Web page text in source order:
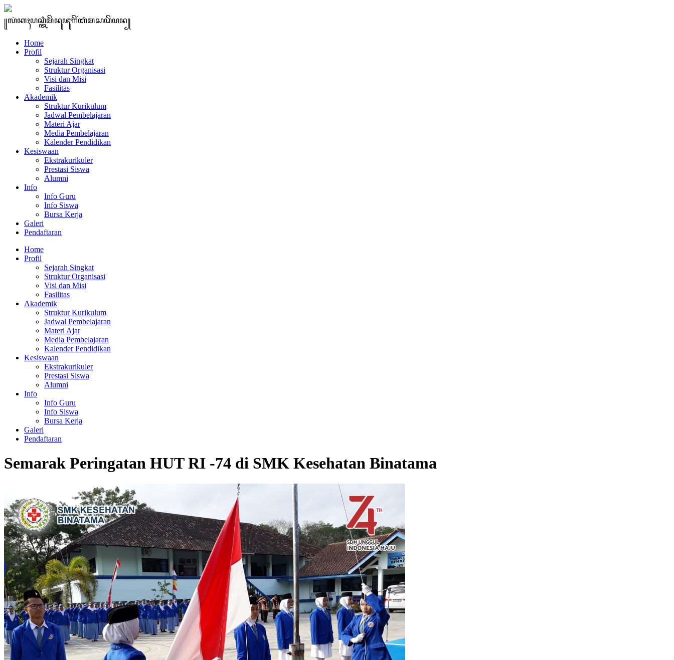
꧋ꦭꦁꦏꦃꦥꦱ꧀ꦠꦶꦩꦼꦤꦸꦗꦸꦒꦼꦂꦧꦁꦩꦱꦣꦼꦥꦤ꧀
Home
Profil
Sejarah Singkat
Struktur Organisasi
Visi dan Misi
Fasilitas
Akademik
Struktur Kurikulum
Jadwal Pembelajaran
Materi Ajar
Media Pembelajaran
Kalender Pendidikan
Kesiswaan
Ekstrakurikuler
Prestasi Siswa
Alumni
Info
Info Guru
Info Siswa
Bursa Kerja
Galeri
Pendaftaran
Home
Profil
Sejarah Singkat
Struktur Organisasi
Visi dan Misi
Fasilitas
Akademik
Struktur Kurikulum
Jadwal Pembelajaran
Materi Ajar
Media Pembelajaran
Kalender Pendidikan
Kesiswaan
Ekstrakurikuler
Prestasi Siswa
Alumni
Info
Info Guru
Info Siswa
Bursa Kerja
Galeri
Pendaftaran
Semarak Peringatan HUT RI -74 di SMK Kesehatan Binatama